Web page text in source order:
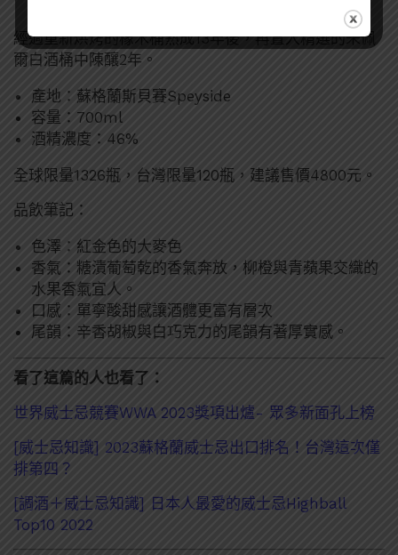
經過重新烘烤的橡木桶熟成13年後，再置入精選的朱佩
爾白酒桶中陳釀2年。
產地：蘇格蘭斯貝賽Speyside
容量：700ml
酒精濃度：46%
全球限量1326瓶，台灣限量120瓶，建議售價4800元。
品飲筆記：
色澤：紅金色的大麥色
香氣：糖漬葡萄乾的香氣奔放，柳橙與青蘋果交織的
水果香氣宜人。
口感：單寧酸甜感讓酒體更富有層次
尾韻：辛香胡椒與白巧克力的尾韻有著厚實感。
看了這篇的人也看了：
世界威士忌競賽WWA 2023獎項出爐- 眾多新面孔上榜
[威士忌知識] 2023蘇格蘭威士忌出口排名！台灣這次僅
排第四？
[調酒＋威士忌知識] 日本人最愛的威士忌Highball
Top10 2022